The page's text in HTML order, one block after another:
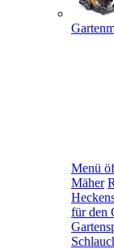
Menü
Mäher
für den